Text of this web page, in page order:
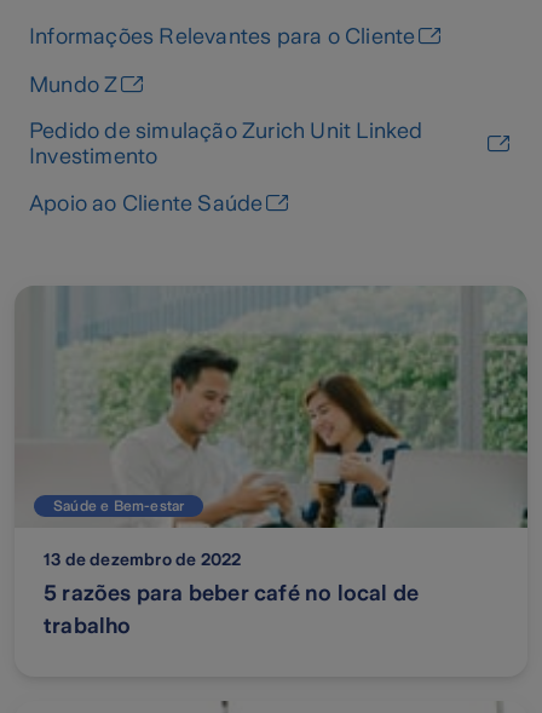
Informações Relevantes para o Cliente
Mundo Z
Pedido de simulação Zurich Unit Linked
Investimento
Apoio ao Cliente Saúde
Saúde e Bem-estar
13 de dezembro de 2022
5 razões para beber café no local de
trabalho